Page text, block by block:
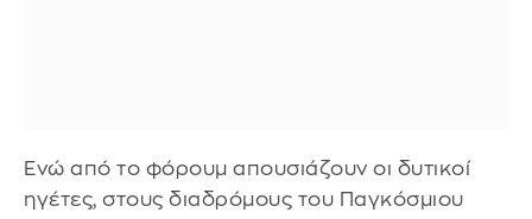
Ενώ από το φόρουμ απουσιάζουν οι δυτικοί
ηγέτες, στους διαδρόμους του Παγκόσμιου